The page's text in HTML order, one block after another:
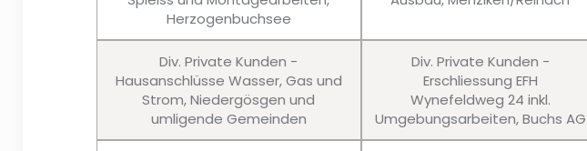
Herzogenbuchsee
Div. Private Kunden -
Hausanschlüsse Wasser, Gas und
Strom, Niedergösgen und
umligende Gemeinden
Div. Private Kunden -
Erschliessung EFH
Wynefeldweg 24 inkl.
Umgebungsarbeiten, Buchs AG